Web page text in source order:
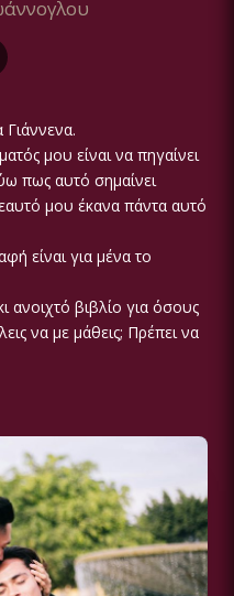
μου είναι να πηγαίνει
πως αυτό σημαίνει
μου έκανα πάντα αυτό
είναι για μένα το
ανοιχτό βιβλίο για όσους
να με μάθεις; Πρέπει να